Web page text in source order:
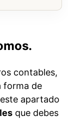
contables,
forma de
apartado
que debes